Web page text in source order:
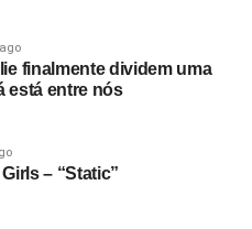
finalmente dividem uma
está entre nós
– “Static”